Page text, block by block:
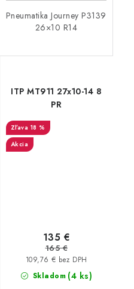
Pneumatika Journey P3139
26×10 R14
ITP MT911 27x10-14 8
PR
18 %
Akcia
Skladom (4 ks)
109,76 € bez DPH
135 €
165 €